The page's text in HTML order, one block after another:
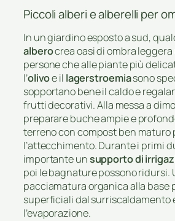
Piccoli alberi e alberelli per
In un giardino esposto a sud,
alberocrea oasi di ombra leggera
persone che alle piante più
l’olivoe il lagerstroemiasono
sopportano bene il caldo e
frutti decorativi. Alla messa a
preparare buche ampie e
terreno con compost ben maturo
l’attecchimento. Durante i primi
importante unsupporto di
poi le bagnature possono ridursi.
pacciamatura organica alla base
superficiali dal surriscaldamento
l’evaporazione.